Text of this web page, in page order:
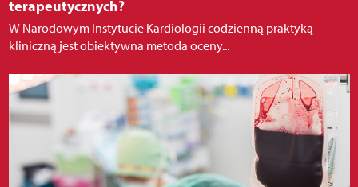
terapeutycznych?
W Narodowym Instytucie Kardiologii codzienną praktyką
kliniczną jest obiektywna metoda oceny...